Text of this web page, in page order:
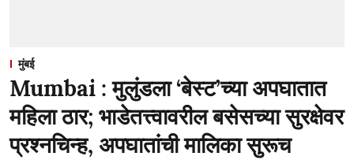
मुंबई
Mumbai : मुलुंडला ‘बेस्ट’च्या अपघातात
महिला ठार; भाडेतत्त्वावरील बसेसच्या सुरक्षेवर
प्रश्नचिन्ह, अपघातांची मालिका सुरूच